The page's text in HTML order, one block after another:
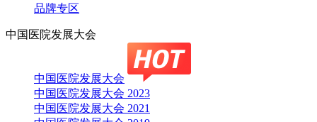
品牌专区
中国医院发展大会
中国医院发展大会
中国医院发展大会 2023
中国医院发展大会 2021